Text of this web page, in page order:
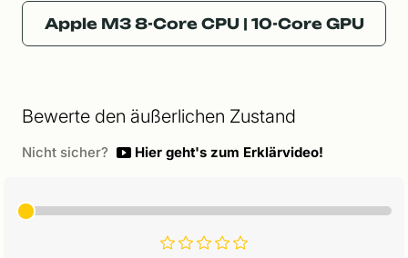
Apple M3 8-Core CPU | 10-Core GPU
Bewerte den äußerlichen Zustand
Nicht sicher? Hier geht's zum Erklärvideo!